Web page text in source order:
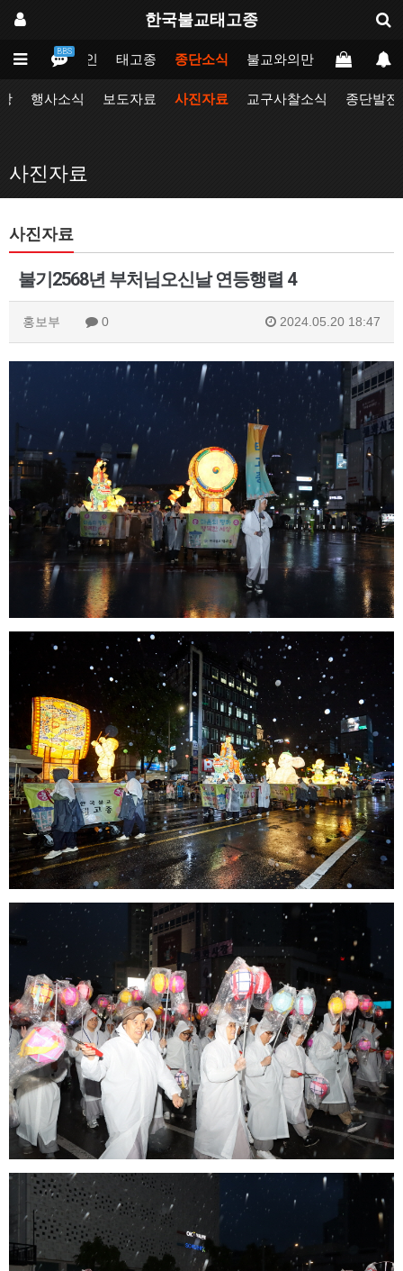
한국불교태고종
BBS
메인 태고종 종단소식 불교와의만남 업무포털
행사소식 보도자료 사진자료 교구사찰소식 종단발전
사진자료
사진자료
불기2568년 부처님오신날 연등행렬 4
홍보부 0 2024.05.20 18:47